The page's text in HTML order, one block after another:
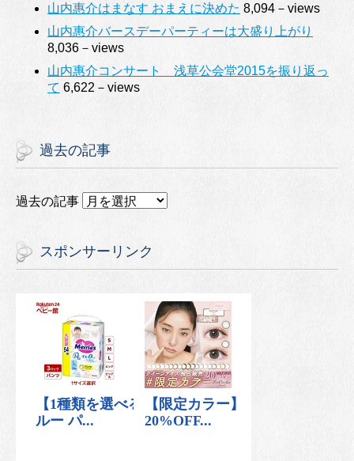
山内惠介はまなす おまえに決めた 8,094－views
山内惠介バースデーパーティーは大盛り上がり
8,036－views
山内惠介コンサート 浅草公会堂2015を振り返っ
て 6,622－views
過去の記事
過去の記事
スポンサーリンク